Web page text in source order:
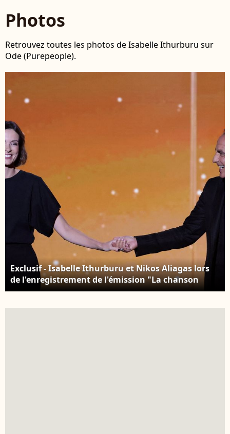
Photos
Retrouvez toutes les photos de Isabelle Ithurburu sur
Ode (Purepeople).
Exclusif - Isabelle Ithurburu et Nikos Aliagas lors
de l'enregistrement de l'émission "La chanson
secrète N°14", présentée par N.Aliagas et diffusée